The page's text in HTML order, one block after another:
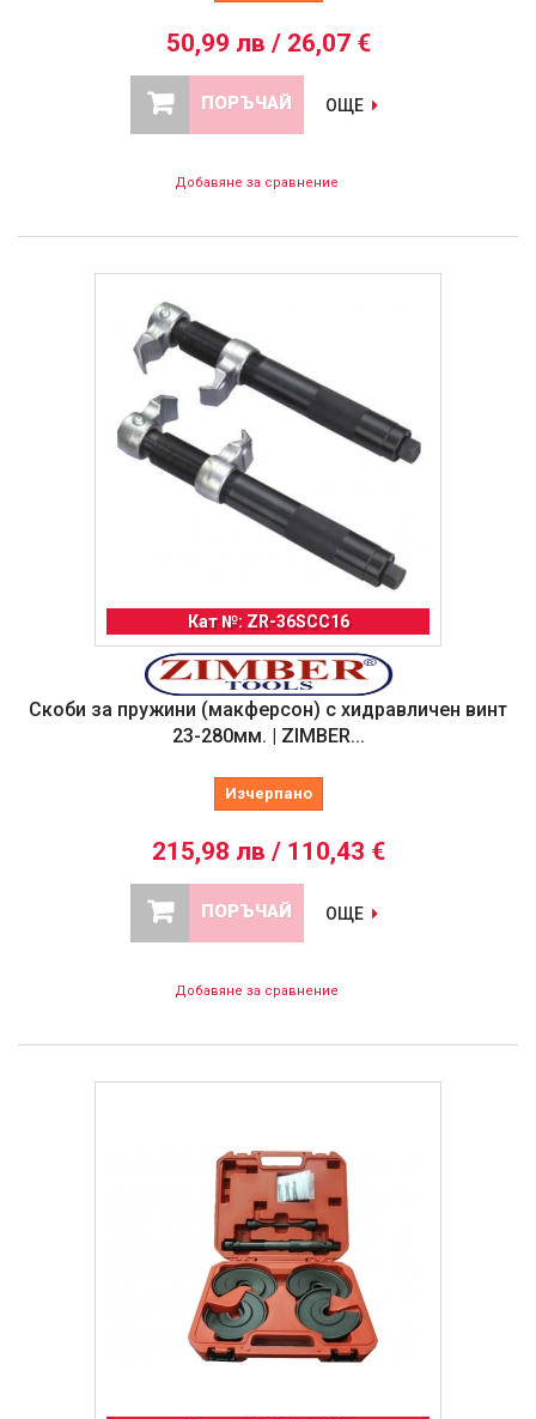
50,99 лв / 26,07 €
ПОРЪЧАЙ ОЩЕ
Добавяне за сравнение
Кат №: ZR-36SCC16
Скоби за пружини (макферсон) с хидравличен винт
23-280мм. | ZIMBER...
Изчерпано
215,98 лв / 110,43 €
ПОРЪЧАЙ ОЩЕ
Добавяне за сравнение